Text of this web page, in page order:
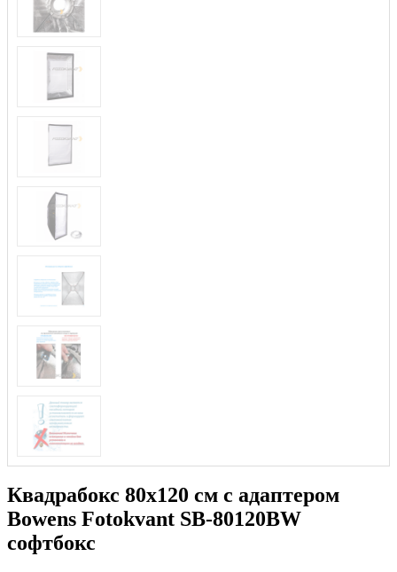
Квадрабокс 80х120 см с адаптером
Bowens Fotokvant SB-80120BW
софтбокс